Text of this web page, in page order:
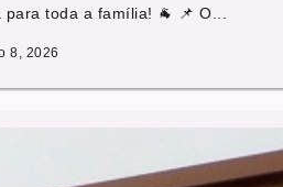
toda a família! 🐐 📌 O...
8, 2026